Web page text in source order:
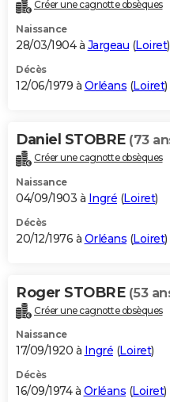
Créer une cagnotte obsèques
Naissance
28/03/1904 à Jargeau (Loiret)
Décès
12/06/1979 à Orléans (Loiret)
Daniel STOBRE (73
Créer une cagnotte obsèques
Naissance
04/09/1903 à Ingré (Loiret)
Décès
20/12/1976 à Orléans (Loiret)
Roger STOBRE (53
Créer une cagnotte obsèques
Naissance
17/09/1920 à Ingré (Loiret)
Décès
16/09/1974 à Orléans (Loiret)